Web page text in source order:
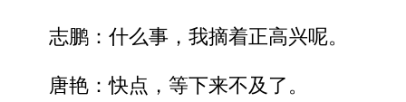
志鹏：什么事，我摘着正高兴呢。
唐艳：快点，等下来不及了。